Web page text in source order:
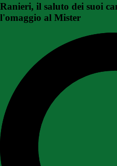
Ranieri, il saluto dei suoi
l'omaggio al Mister